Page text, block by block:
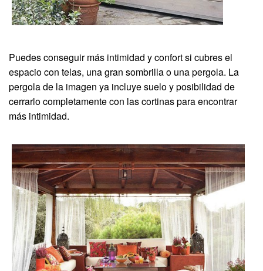
Puedes conseguir más intimidad y confort si cubres el
espacio con telas, una gran sombrilla o una pergola. La
pergola de la imagen ya incluye suelo y posibilidad de
cerrarlo completamente con las cortinas para encontrar
más intimidad.